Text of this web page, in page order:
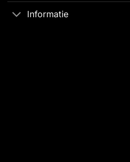
Informatie